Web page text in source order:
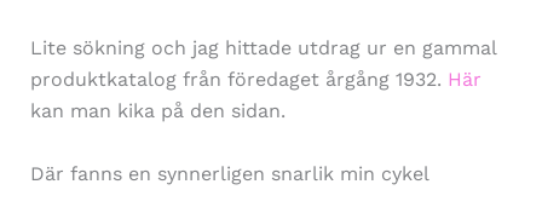
Lite sökning och jag hittade utdrag ur en gammal
produktkatalog från föredaget årgång 1932. Här
kan man kika på den sidan.
Där fanns en synnerligen snarlik min cykel